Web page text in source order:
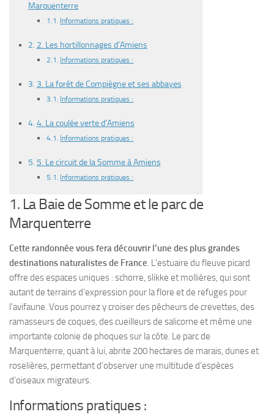
Marquenterre
Informations pratiques :
2. Les hortillonnages d’Amiens
Informations pratiques :
3. La forêt de Compiègne et ses abbayes
Informations pratiques :
4. La coulée verte d’Amiens
Informations pratiques :
5. Le circuit de la Somme à Amiens
Informations pratiques :
1. La Baie de Somme et le parc de
Marquenterre
Cette randonnée vous fera découvrir l’une des plus grandes
destinations naturalistes de France. L’estuaire du fleuve picard
offre des espaces uniques : schorre, slikke et mollières, qui sont
autant de terrains d’expression pour la flore et de refuges pour
l’avifaune. Vous pourrez y croiser des pêcheurs de crevettes, des
ramasseurs de coques, des cueilleurs de salicorne et même une
importante colonie de phoques sur la côte. Le parc de
Marquenterre, quant à lui, abrite 200 hectares de marais, dunes et
roselières, permettant d’observer une multitude d’espèces
d’oiseaux migrateurs.
Informations pratiques :